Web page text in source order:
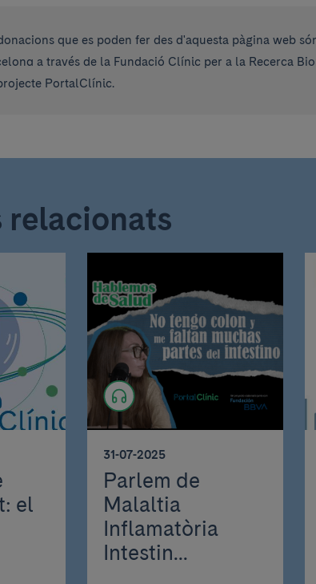
que es poden fer des d'aquesta pàgina web
a través de la Fundació Clínic per a la Recerca
PortalClínic.
relacionats
el
31-07-2025
Parlem de
Malaltia
Inflamatòria
Intestin...